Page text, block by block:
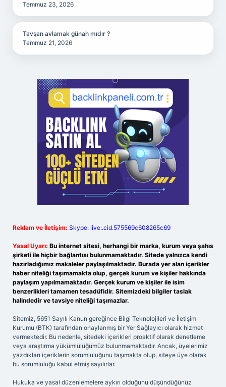
Temmuz 23, 2026
Tavşan avlamak günah mıdır ?
Temmuz 21, 2026
Reklam ve İletişim: Skype: live:.cid.575569c608265c69
Yasal Uyarı: Bu internet sitesi, herhangi bir marka, kurum veya şahıs
şirketi ile hiçbir bağlantısı bulunmamaktadır. Sitede yalnızca kendi
hazırladığımız makaleler paylaşılmaktadır. Burada yer alan içerikler
haber niteliği taşımamakta olup, gerçek kurum ve kişiler hakkında
paylaşım yapılmamaktadır. Gerçek kurum ve kişiler ile isim
benzerlikleri tamamen tesadüfidir. Sitemizdeki bilgiler taslak
halindedir ve tavsiye niteliği taşımazlar.
Sitemiz, 5651 Sayılı Kanun gereğince Bilgi Teknolojileri ve İletişim
Kurumu (BTK) tarafından onaylanmış bir Yer Sağlayıcı olarak hizmet
vermektedir. Bu nedenle, sitedeki içerikleri proaktif olarak denetleme
veya araştırma yükümlülüğümüz bulunmamaktadır. Ancak, üyelerimiz
yazdıkları içeriklerin sorumluluğunu taşımakta olup, siteye üye olarak
bu sorumluluğu kabul etmiş sayılırlar.
Hukuka ve yasal düzenlemelere aykırı olduğunu düşündüğünüz